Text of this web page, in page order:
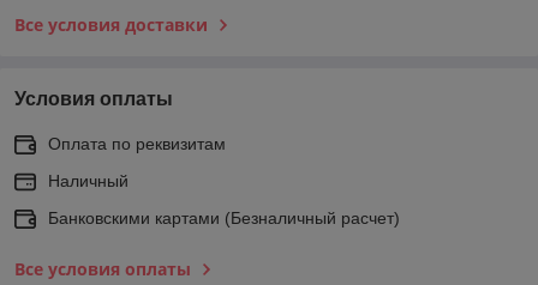
Все условия доставки
Условия оплаты
Оплата по реквизитам
Наличный
Банковскими картами (Безналичный расчет)
Все условия оплаты